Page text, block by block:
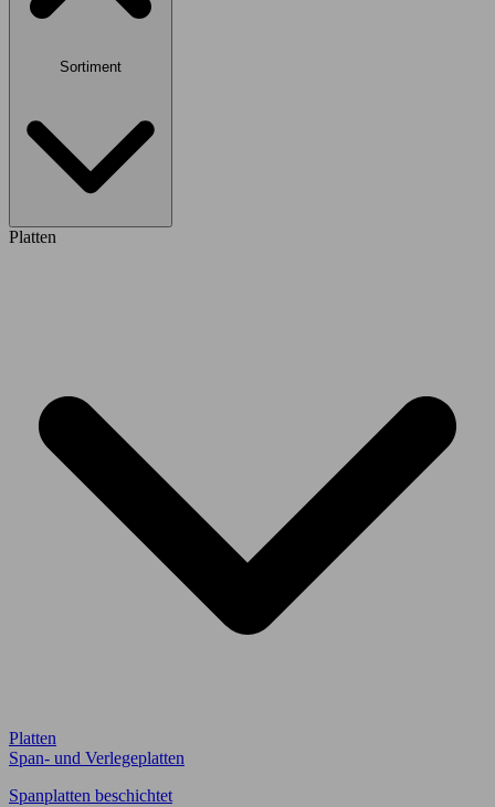
Sortiment
Platten
Platten
Span- und Verlegeplatten
Spanplatten beschichtet